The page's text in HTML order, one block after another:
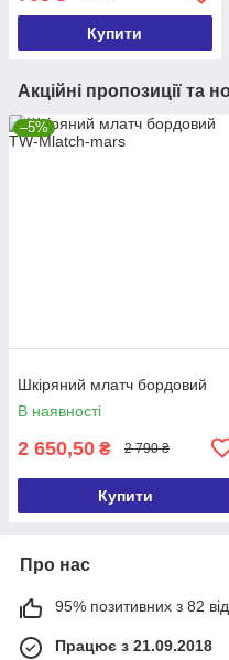
Купити
Акційні пропозиції та
–5%
Шкіряний млатч бордовий
В наявності
2 650,50 ₴ 2 790 ₴
Купити
Про нас
95% позитивних з 82
Працює з 21.09.2018